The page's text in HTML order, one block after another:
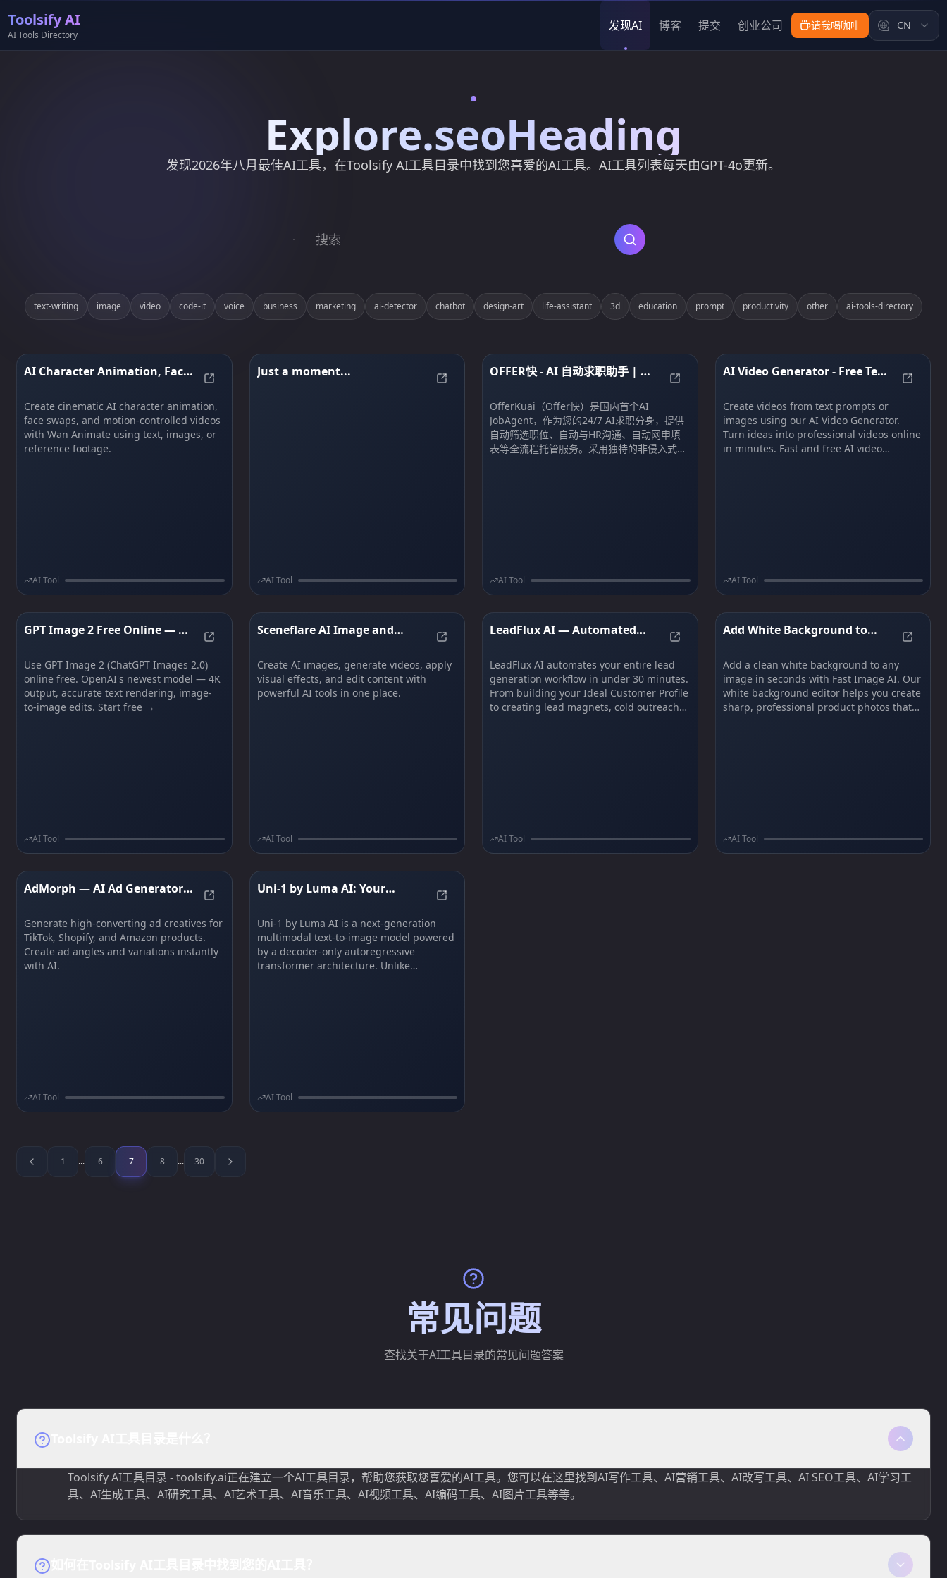
Toolsify AI
AI Tools Directory
发现AI 博客 提交 创业公司 请我喝咖啡 CN
Explore.seoHeading
发现2026年八月最佳AI工具，在Toolsify AI工具目录中找到您喜爱的AI工具。AI工具列表每天由GPT-4o更新。
search
text-writing image video code-it voice business marketing ai-detector chatbot design-art life-assistant 3d education prompt productivity other ai-tools-directory
AI Character Animation, Face
Wan Animate
AI Character Animation, Face Swap, and Motion Control | Wan Animate
Create cinematic AI character animation,
face swaps, and motion-controlled videos
with Wan Animate using text, images, or
reference footage.
AI Tool
Just a moment...
Just a moment...
AI Tool
OFFER快 - AI 自动求职助手 | 轻
OFFER快 - AI 自动求职助手 | 轻松获得下一份好工作
OfferKuai（Offer快）是国内首个AI
JobAgent，作为您的24/7 AI求职分身，提供
自动筛选职位、自动与HR沟通、自动网申填
表等全流程托管服务。采用独特的非侵入式
AI Tool
AI Video Generator - Free Text
AI
Create videos from text prompts or
images using our AI Video Generator.
Turn ideas into professional videos online
in minutes. Fast and free AI video
AI Tool
GPT Image 2 Free Online — 4K
GPT Image 2 Free Online — 4K AI Images with Readable Text
Use GPT Image 2 (ChatGPT Images 2.0)
online free. OpenAI's newest model — 4K
output, accurate text rendering, image-
to-image edits. Start free →
AI Tool
Sceneflare AI Image and
Sceneflare AI Image and Video Generator | Sceneflare
Create AI images, generate videos, apply
visual effects, and edit content with
powerful AI tools in one place.
AI Tool
LeadFlux AI — Automated
Engine
LeadFlux AI — Automated Lead Generation +
LeadFlux AI automates your entire lead
generation workflow in under 30 minutes.
From building your Ideal Customer Profile
to creating lead magnets, cold outreach
AI Tool
Add White Background to
Image AI
Add
Add a clean white background to any
image in seconds with Fast Image AI. Our
white background editor helps you create
sharp, professional product photos that
AI Tool
AdMorph — AI Ad Generator
Ecommerce
AdMorph — AI Ad Generator for TikTok, Amazon & Ecommerce
Generate high-converting ad creatives for
TikTok, Shopify, and Amazon products.
Create ad angles and variations instantly
with AI.
AI Tool
Uni-1 by Luma AI: Your
Partner
Uni-1 by Luma AI: Your Flawless Image Creative Partner
Uni-1 by Luma AI is a next-generation
multimodal text-to-image model powered
by a decoder-only autoregressive
transformer architecture. Unlike
AI Tool
1 ... 6 7 8 ... 30
常见问题
查找关于AI工具目录的常见问题答案
Toolsify AI工具目录 - toolsify.ai正在建立一个AI工具目录，帮助您获取您喜爱的AI工具。您可以在这里找到AI写作工具、AI营销工具、AI改写工具、AI SEO工具、AI学习工
具、AI生成工具、AI研究工具、AI艺术工具、AI音乐工具、AI视频工具、AI编码工具、AI图片工具等等。